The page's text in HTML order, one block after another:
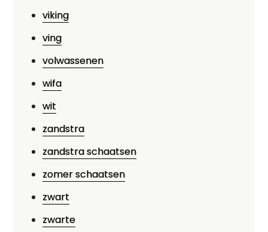
viking
ving
volwassenen
wifa
wit
zandstra
zandstra schaatsen
zomer schaatsen
zwart
zwarte